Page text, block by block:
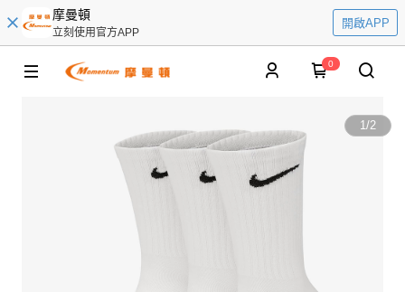
摩曼頓
立刻使用官方APP
開啟APP
0
1/2